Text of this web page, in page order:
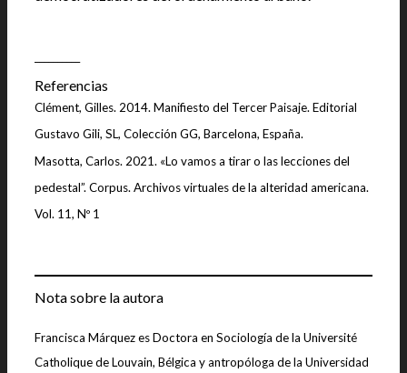
Referencias
Clément, Gilles. 2014. Manifiesto del Tercer Paisaje. Editorial
Gustavo Gili, SL, Colección GG, Barcelona, España.
Masotta, Carlos. 2021. «Lo vamos a tirar o las lecciones del
pedestal”. Corpus. Archivos virtuales de la alteridad americana.
Vol. 11, Nº 1
Nota sobre la autora
Francisca Márquez es Doctora en Sociología de la Université
Catholique de Louvain, Bélgica y antropóloga de la Universidad